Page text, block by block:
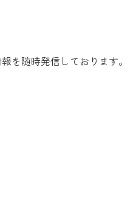
を随時発信しております。